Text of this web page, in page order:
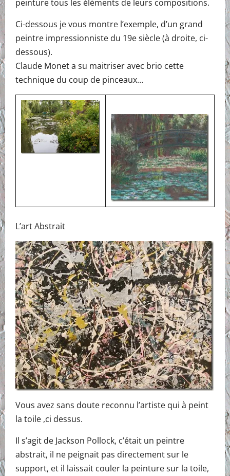
peinture tous les éléments de leurs compositions.
Ci-dessous je vous montre l’exemple, d’un grand
peintre impressionniste du 19e siècle (à droite, ci-
dessous).
Claude Monet a su maitriser avec brio cette
technique du coup de pinceaux…
L’art Abstrait
Vous avez sans doute reconnu l’artiste qui à peint
la toile ,ci dessus.
Il s’agit de Jackson Pollock, c’était un peintre
abstrait, il ne peignait pas directement sur le
support, et il laissait couler la peinture sur la toile,